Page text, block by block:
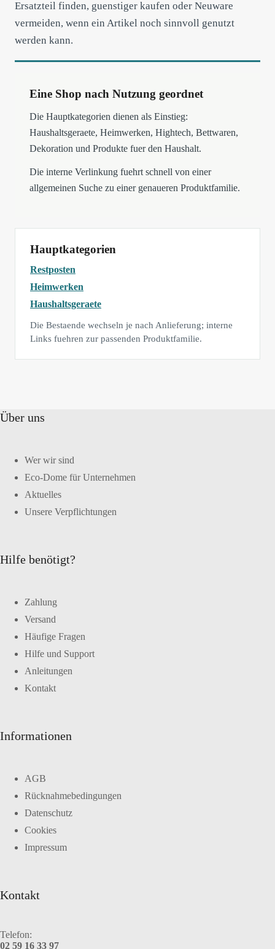
Ersatzteil finden, guenstiger kaufen oder Neuware
vermeiden, wenn ein Artikel noch sinnvoll genutzt
werden kann.
Eine Shop nach Nutzung geordnet
Die Hauptkategorien dienen als Einstieg:
Haushaltsgeraete, Heimwerken, Hightech, Bettwaren,
Dekoration und Produkte fuer den Haushalt.
Die interne Verlinkung fuehrt schnell von einer
allgemeinen Suche zu einer genaueren Produktfamilie.
Hauptkategorien
Restposten
Heimwerken
Haushaltsgeraete
Die Bestaende wechseln je nach Anlieferung; interne
Links fuehren zur passenden Produktfamilie.
Über uns
Wer wir sind
Eco-Dome für Unternehmen
Aktuelles
Unsere Verpflichtungen
Hilfe benötigt?
Zahlung
Versand
Häufige Fragen
Hilfe und Support
Anleitungen
Kontakt
Informationen
AGB
Rücknahmebedingungen
Datenschutz
Cookies
Impressum
Kontakt
Telefon:
02 59 16 33 97